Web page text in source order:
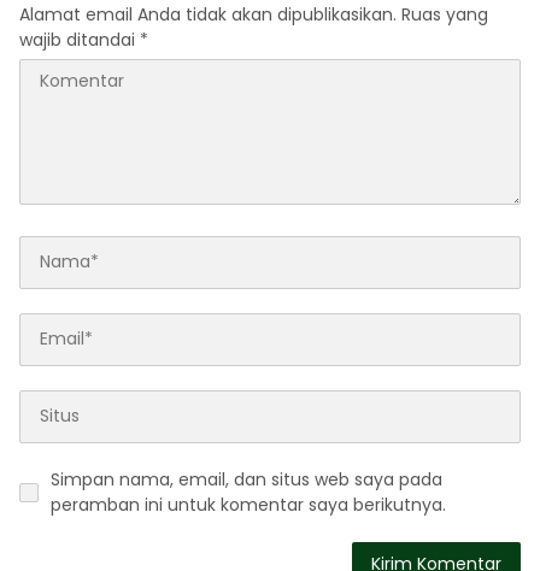
Alamat email Anda tidak akan dipublikasikan. Ruas yang
wajib ditandai *
Simpan nama, email, dan situs web saya pada
peramban ini untuk komentar saya berikutnya.